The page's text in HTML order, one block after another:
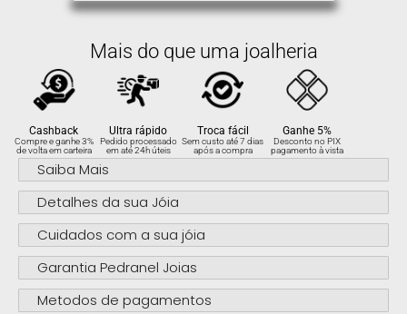
Mais do que uma joalheria
Cashback
Compre e ganhe 3%
de volta em carteira
Ultra rápido
Pedido processado
em até 24h úteis
Troca fácil
Sem custo até 7 dias
após a compra
Ganhe 5%
Desconto no PIX
pagamento à vista
Saiba Mais
Detalhes da sua Jóia
Cuidados com a sua jóia
Garantia Pedranel Joias
Metodos de pagamentos